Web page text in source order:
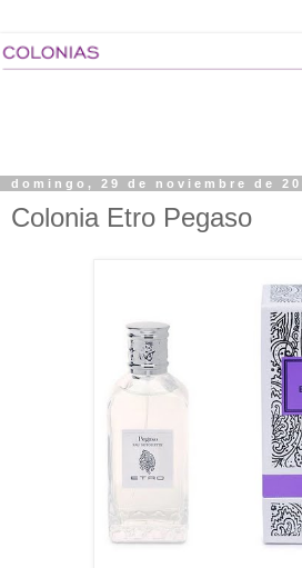
domingo, 29 de noviembre de
Colonia Etro Pegaso